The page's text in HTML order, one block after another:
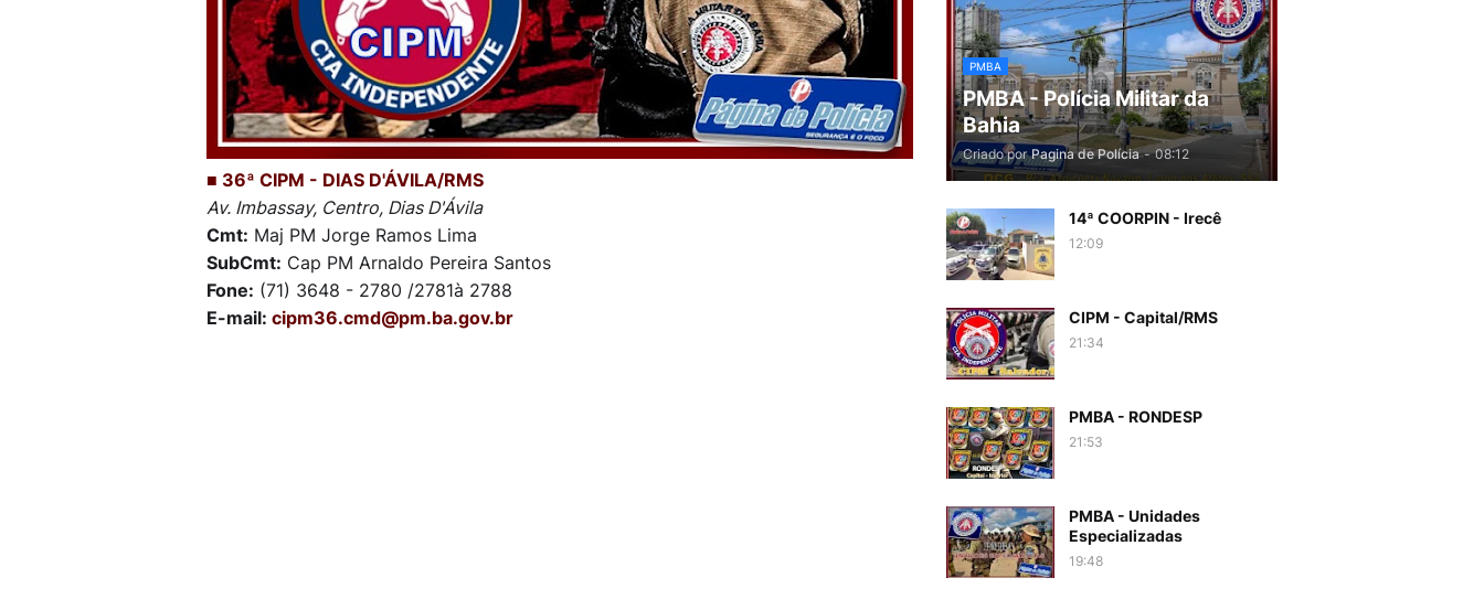
■ 36ª CIPM - DIAS D'ÁVILA/RMS
Av. Imbassay, Centro, Dias D'Ávila
Cmt: Maj PM Jorge Ramos Lima
SubCmt: Cap PM Arnaldo Pereira Santos
Fone: (71) 3648 - 2780 /2781à 2788
E-mail: cipm36.cmd@pm.ba.gov.br
PMBA
PMBA - Polícia Militar da
Bahia
Criado por Pagina de Polícia - 08:12
14ª COORPIN - Irecê
12:09
CIPM - Capital/RMS
21:34
PMBA - RONDESP
21:53
PMBA - Unidades
Especializadas
19:48